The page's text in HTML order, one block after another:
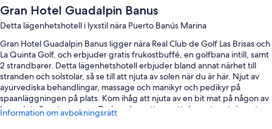
Gran Hotel Guadalpin Banus
Detta lägenhetshotell i lyxstil nära Puerto Banús Marina
Gran Hotel Guadalpin Banus ligger nära Real Club de Golf Las Brisas och
La Quinta Golf, och erbjuder gratis frukostbuffé, en golfbana intill, samt
2 strandbarer. Detta lägenhetshotell erbjuder bland annat närhet till
stranden och solstolar, så se till att njuta av solen när du är här. Njut av
ayurvediska behandlingar, massage och manikyr och pedikyr på
spaanläggningen på plats. Kom ihåg att njuta av en bit mat på någon av
boendets 3 restauranger. Du kan dra nytta av ett dygnet runt-öppet
gym och roa dig med aktiviteter som mountainbiking. Alla gäster har
Information om avbokningsrätt